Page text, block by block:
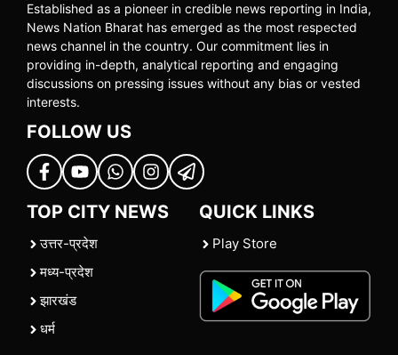
Established as a pioneer in credible news reporting in India,
News Nation Bharat has emerged as the most respected
news channel in the country. Our commitment lies in
providing in-depth, analytical reporting and engaging
discussions on pressing issues without any bias or vested
interests.
FOLLOW US
TOP CITY NEWS
उत्तर-प्रदेश
मध्य-प्रदेश
झारखंड
धर्म
QUICK LINKS
Play Store